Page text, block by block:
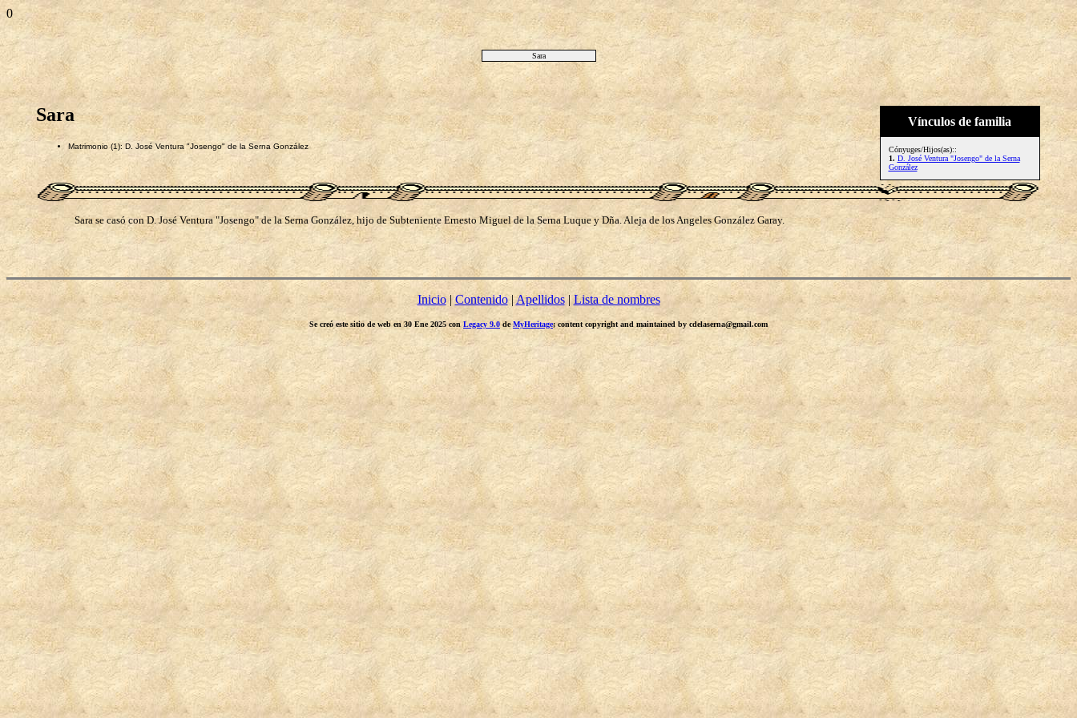
0
Sara
Vínculos de familia
Cónyuges/Hijos(as)::
1. D. José Ventura "Josengo" de la Serna
González
Sara
Matrimonio (1): D. José Ventura "Josengo" de la Serna González
Sara se casó con D. José Ventura "Josengo" de la Serna González, hijo de Subteniente Ernesto Miguel de la Serna Luque y Dña. Aleja de los Angeles González Garay.
Inicio|Contenido|Apellidos| Lista de nombres
Se creó este sitio de web en 30 Ene 2025 con Legacy 9.0deMyHeritage; content copyright and maintained by cdelaserna@gmail.com